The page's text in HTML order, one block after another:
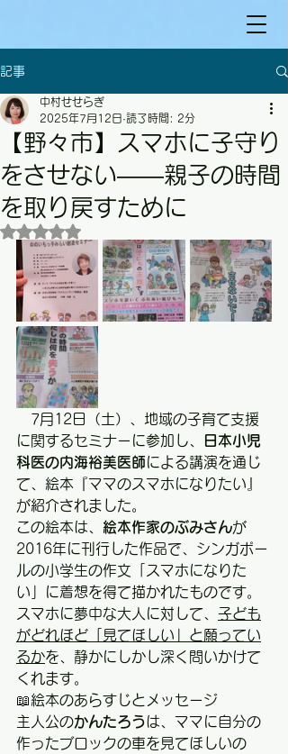
記事
【野々市】スマホに子守り
をさせない――親子の時間
を取り戻すために
中村せせらぎ
2025年7月12日 読了時間: 2分
5つ星のうちNaNと評価されています。
7月12日（土）、地域の子育て支援
に関するセミナーに参加し、
日本小児
科医の内海裕美医師による講演を通じ
て、絵本『ママのスマホになりたい』
が紹介されました。
この絵本は、 絵本作家のぶみさんが
2016年に刊行した作品で、シンガポー
ルの小学生の作文「スマホになりた
い」に着想を得て描かれたものです。
スマホに夢中な大人に対して、 子ども
がどれほど「見てほしい」と願ってい
るかを、静かにしかし深く問いかけて
くれます。
📖絵本のあらすじとメッセージ
主人公のかんたろうは、ママに自分の
作ったブロックの車を見てほしいの